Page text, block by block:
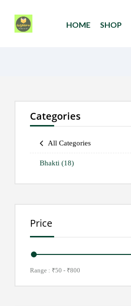
HOME SHOP
Categories
All Categories
Bhakti (18)
Price
Range : ₹50 - ₹800